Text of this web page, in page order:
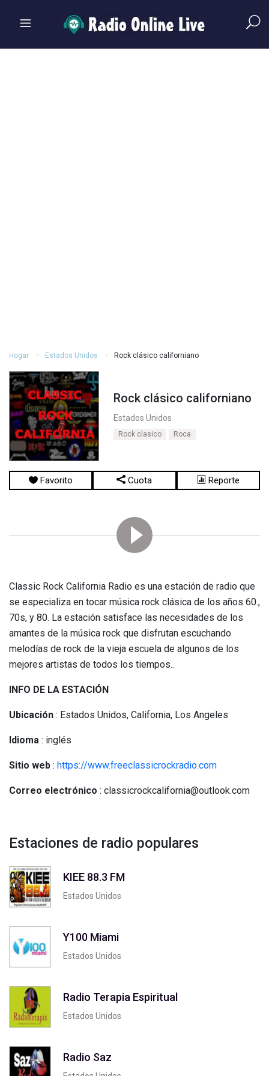
Hogar Estados Unidos Rock clásico californiano
Rock clásico californiano
Estados Unidos
Rock clasico Roca
Favorito Cuota Reporte
Classic Rock California Radio es una estación de radio que
se especializa en tocar música rock clásica de los años 60.,
70s, y 80. La estación satisface las necesidades de los
amantes de la música rock que disfrutan escuchando
melodías de rock de la vieja escuela de algunos de los
mejores artistas de todos los tiempos..
INFO DE LA ESTACIÓN
Ubicación : Estados Unidos, California, Los Angeles
Idioma : inglés
Sitio web : https://www.freeclassicrockradio.com
Correo electrónico : classicrockcalifornia@outlook.com
Estaciones de radio populares
KIEE 88.3 FM
Estados Unidos
Y100 Miami
Estados Unidos
Radio Terapia Espiritual
Estados Unidos
Radio Saz